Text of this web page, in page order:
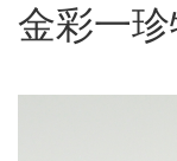
金彩一